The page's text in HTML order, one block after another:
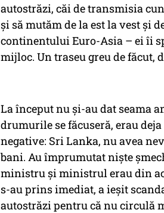
autostrăzi, căi de transmisia
și să mutăm de la est la vest și
continentului Euro-Asia – ei îi
mijloc. Un traseu greu de făcut,
La început nu și-au dat seama
drumurile se făcuseră, erau
negative: Sri Lanka, nu avea
bani. Au împrumutat niște
ministru și ministrul erau din
s-au prins imediat, a ieșit
autostrăzi pentru că nu circulă